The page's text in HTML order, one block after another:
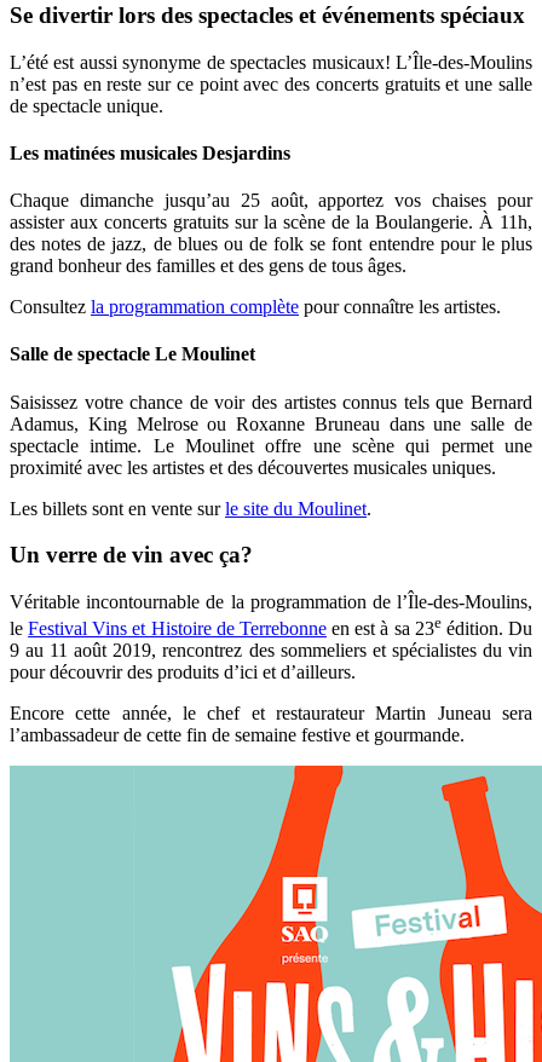
Se divertir lors des spectacles et événements spéciaux
L’été est aussi synonyme de spectacles musicaux! L’Île-des-Moulins
n’est pas en reste sur ce point avec des concerts gratuits et une salle
de spectacle unique.
Les matinées musicales Desjardins
Chaque dimanche jusqu’au 25 août, apportez vos chaises pour
assister aux concerts gratuits sur la scène de la Boulangerie. À 11h,
des notes de jazz, de blues ou de folk se font entendre pour le plus
grand bonheur des familles et des gens de tous âges.
Consultez la programmation complète pour connaître les artistes.
Salle de spectacle Le Moulinet
Saisissez votre chance de voir des artistes connus tels que Bernard
Adamus, King Melrose ou Roxanne Bruneau dans une salle de
spectacle intime. Le Moulinet offre une scène qui permet une
proximité avec les artistes et des découvertes musicales uniques.
Les billets sont en vente surle site du Moulinet.
Un verre de vin avec ça?
Véritable incontournable de la programmation de l’Île-des-Moulins,
leFestival Vins et Histoire de Terrebonneen est à sa 23eédition. Du
9 au 11 août 2019, rencontrez des sommeliers et spécialistes du vin
pour découvrir des produits d’ici et d’ailleurs.
Encore cette année, le chef et restaurateur Martin Juneau sera
l’ambassadeur de cette fin de semaine festive et gourmande.